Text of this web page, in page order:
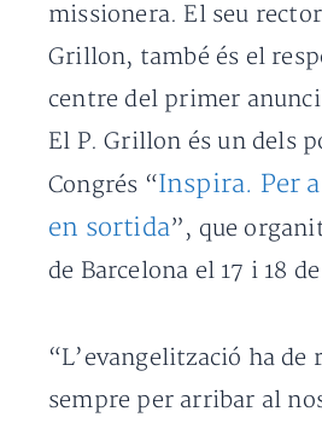
missionera. El seu
Grillon, també és el
centre del primer
El P. Grillon és un dels
Congrés “Inspira. Per
en sortida”, que
de Barcelona el 17 i 18
“L’evangelització ha
sempre per arribar al